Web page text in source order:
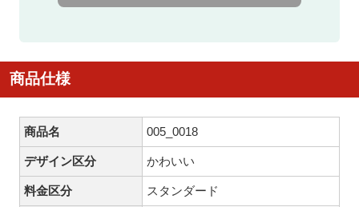
商品仕様
商品名 005_0018
デザイン区分 かわいい
料金区分 スタンダード